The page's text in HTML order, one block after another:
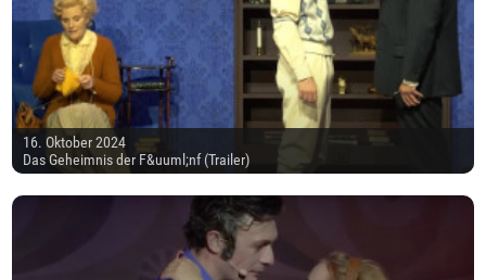
16. Oktober 2024
Das Geheimnis der F&uuml;nf (Trailer)